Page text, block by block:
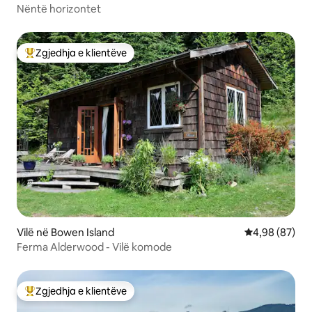
Nëntë horizontet
Më të mirat e zgjedhjeve të klientëve
Zgjedhja e klientëve
Vilë në Bowen Island Vlerësimi
4,98 (87)
Ferma Alderwood - Vilë komode
Më të mirat e zgjedhjeve të klientëve
Zgjedhja e klientëve